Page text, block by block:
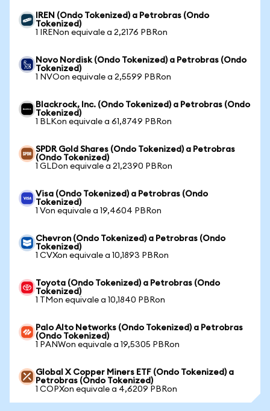
IREN (Ondo Tokenized) a Petrobras (Ondo
Tokenized)
1 IRENon equivale a 2,2176 PBRon
Novo Nordisk (Ondo Tokenized) a Petrobras (Ondo
Tokenized)
1 NVOon equivale a 2,5599 PBRon
Blackrock, Inc. (Ondo Tokenized) a Petrobras (Ondo
Tokenized)
1 BLKon equivale a 61,8749 PBRon
SPDR Gold Shares (Ondo Tokenized) a Petrobras
(Ondo Tokenized)
1 GLDon equivale a 21,2390 PBRon
Visa (Ondo Tokenized) a Petrobras (Ondo
Tokenized)
1 Von equivale a 19,4604 PBRon
Chevron (Ondo Tokenized) a Petrobras (Ondo
Tokenized)
1 CVXon equivale a 10,1893 PBRon
Toyota (Ondo Tokenized) a Petrobras (Ondo
Tokenized)
1 TMon equivale a 10,1840 PBRon
Palo Alto Networks (Ondo Tokenized) a Petrobras
(Ondo Tokenized)
1 PANWon equivale a 19,5305 PBRon
Global X Copper Miners ETF (Ondo Tokenized) a
Petrobras (Ondo Tokenized)
1 COPXon equivale a 4,6209 PBRon